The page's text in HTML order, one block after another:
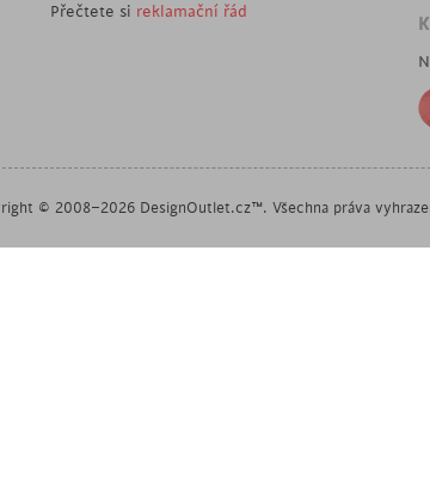
Přečtete si reklamační řád
© 2008–2026 DesignOutlet.cz™. Všechna práva